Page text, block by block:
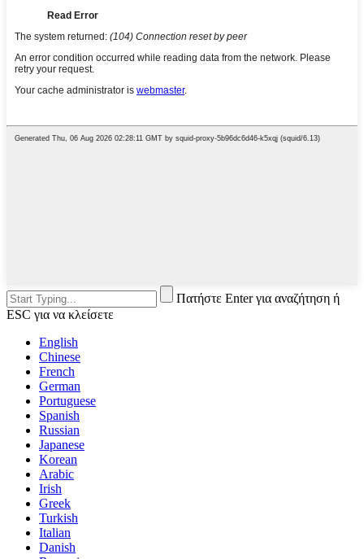
Πατήστε Enter για αναζήτηση ή
ESC για να κλείσετε
English
Chinese
French
German
Portuguese
Spanish
Russian
Japanese
Korean
Arabic
Irish
Greek
Turkish
Italian
Danish